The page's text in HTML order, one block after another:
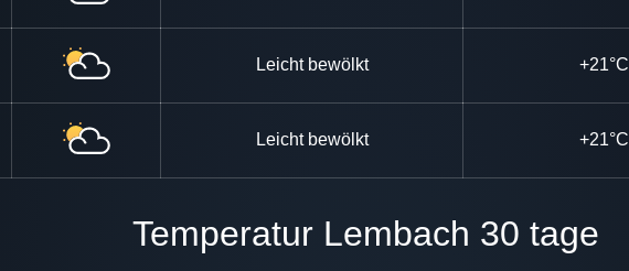
Leicht bewölkt +21°C
Leicht bewölkt +21°C
Temperatur Lembach 30 tage